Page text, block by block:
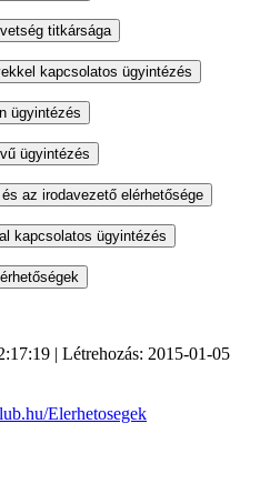
| Létrehozás: 2015-01-05
Elerhetosegek